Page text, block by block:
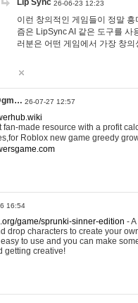
Lip Sync 26-06-23 12:23
이런 창의적인 게임들이 정말
즘은 LipSync AI 같은 도구를 사
러분은 어떤 게임에서 가장 창
26-07-27 12:57
made resource with a profit
Roblox new game greedy
16:54
game/sprunki-sinner-edition -
drop characters to create your
to use and you can make
getting creative!